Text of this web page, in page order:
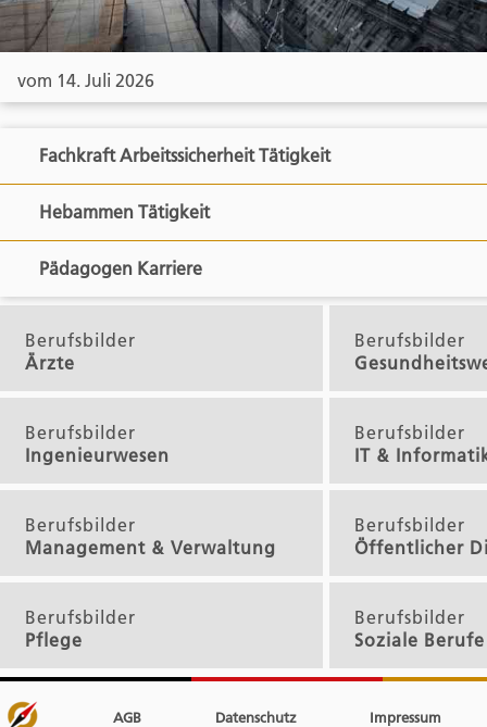
vom 14. Juli 2026
Fachkraft Arbeitssicherheit Tätigkeit
Hebammen Tätigkeit
Pädagogen Karriere
Berufsbilder
Ärzte
Berufsbilder
Berufsbilder
Ingenieurwesen
Berufsbilder
IT &
Berufsbilder
Management & Verwaltung
Berufsbilder
Öffentlicher
Berufsbilder
Pflege
Berufsbilder
Soziale Berufe
AGB Datenschutz Impressum